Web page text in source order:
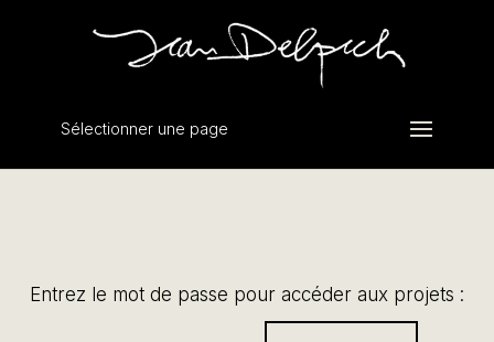
Sélectionner une page
Entrez le mot de passe pour accéder aux projets :